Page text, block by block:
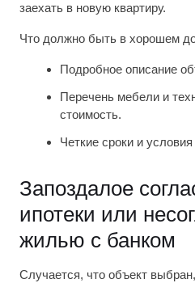
заехать в новую квартиру.
Что должно быть в хорошем
Подробное описание
Перечень мебели и
стоимость.
Четкие сроки и
Запоздалое
ипотеки или
жилью с банком
Случается, что объект